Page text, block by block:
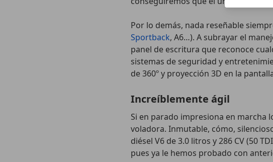
Por lo demás, nada reseñable
Sportback, A6…). A subrayar el
panel de escritura que reconoce
sistemas de seguridad y
de 360º y proyección 3D en la
Increíblemente ágil
Si en parado impresiona en marcha
voladora. Inmutable, cómo,
diésel V6 de 3.0 litros y 286 CV (50
pues ya le hemos probado con